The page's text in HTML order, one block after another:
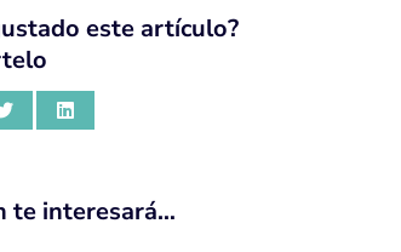
este artículo?
te interesará…